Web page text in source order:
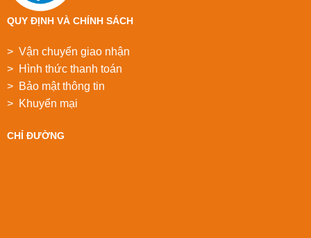
QUY ĐỊNH VÀ CHÍNH SÁCH
> Vận chuyển giao nhận
> Hình thức thanh toán
> Bảo mật thông tin
> Khuyển mại
CHỈ ĐƯỜNG